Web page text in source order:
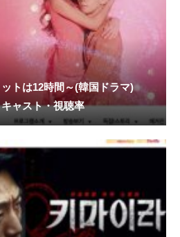
トは12時間～(韓国ドラマ)
ャスト・視聴率